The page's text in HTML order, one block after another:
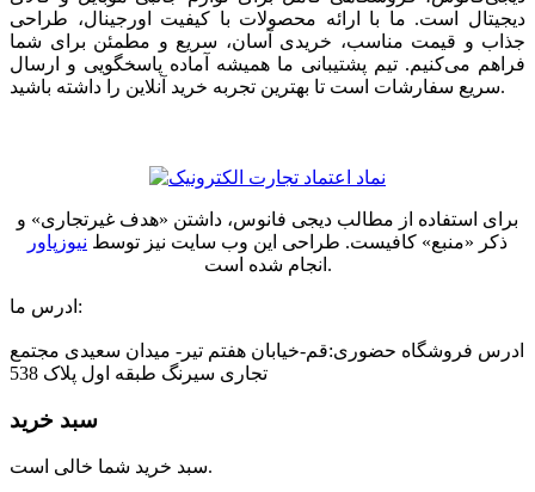
دیجیتال است. ما با ارائه محصولات با کیفیت اورجینال، طراحی
جذاب و قیمت مناسب، خریدی آسان، سریع و مطمئن برای شما
فراهم می‌کنیم. تیم پشتیبانی ما همیشه آماده پاسخگویی و ارسال
سریع سفارشات است تا بهترین تجربه خرید آنلاین را داشته باشید.
برای استفاده از مطالب دیجی فانوس، داشتن «هدف غیرتجاری» و
ذکر «منبع» کافیست. طراحی این وب سایت نیز توسط نیوزپاور
انجام شده است.
ادرس ما:
ادرس فروشگاه حضوری:قم-خیابان هفتم تیر- میدان سعیدی مجتمع
تجاری سیرنگ طبقه اول پلاک 538
سبد خرید
سبد خرید شما خالی است.